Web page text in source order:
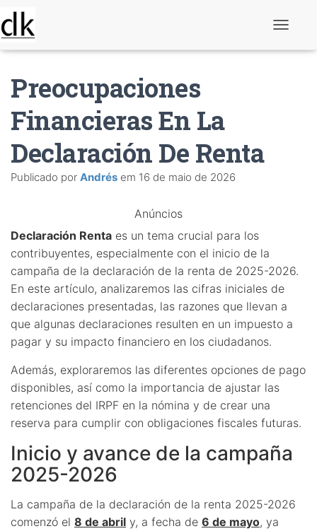
Preocupaciones
Financieras En La
Declaración De Renta
Publicado por Andrés em 16 de maio de 2026
Anúncios
Declaración Renta es un tema crucial para los
contribuyentes, especialmente con el inicio de la
campaña de la declaración de la renta de 2025-2026.
En este artículo, analizaremos las cifras iniciales de
declaraciones presentadas, las razones que llevan a
que algunas declaraciones resulten en un impuesto a
pagar y su impacto financiero en los ciudadanos.
Además, exploraremos las diferentes opciones de pago
disponibles, así como la importancia de ajustar las
retenciones del IRPF en la nómina y de crear una
reserva para cumplir con obligaciones fiscales futuras.
Inicio y avance de la campaña
2025-2026
La campaña de la declaración de la renta 2025-2026
comenzó el 8 de abril y, a fecha de 6 de mayo, ya